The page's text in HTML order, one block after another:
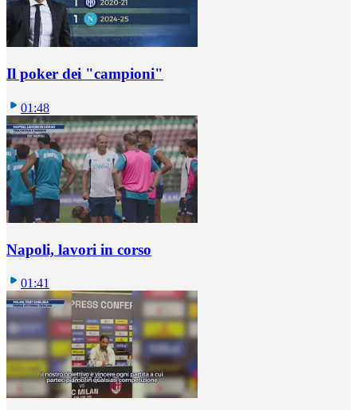
Il poker dei "campioni"
01:48
Napoli, lavori in corso
01:41